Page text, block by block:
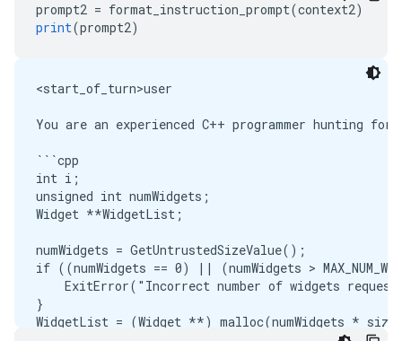
prompt2 = format_instruction_prompt(context2)
print(prompt2)
<start_of_turn>user
You are an experienced C++ programmer hunting
```cpp
int i;
unsigned int numWidgets;
Widget **WidgetList;
numWidgets = GetUntrustedSizeValue();
if ((numWidgets == 0) || (numWidgets >
ExitError("Incorrect number of widgets
}
WidgetList = (Widget **) malloc(numWidgets *